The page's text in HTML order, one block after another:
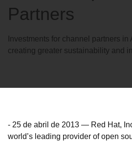
Partners
Investments for channel partners in
creating greater sustainability and
- 25 de abril de 2013 — Red Hat,
world’s leading provider of open